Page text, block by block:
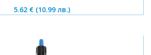
5.62 € (10.99 лв.)